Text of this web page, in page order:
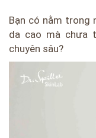
Bạn có nằm trong
da cao mà chưa
chuyên sâu?